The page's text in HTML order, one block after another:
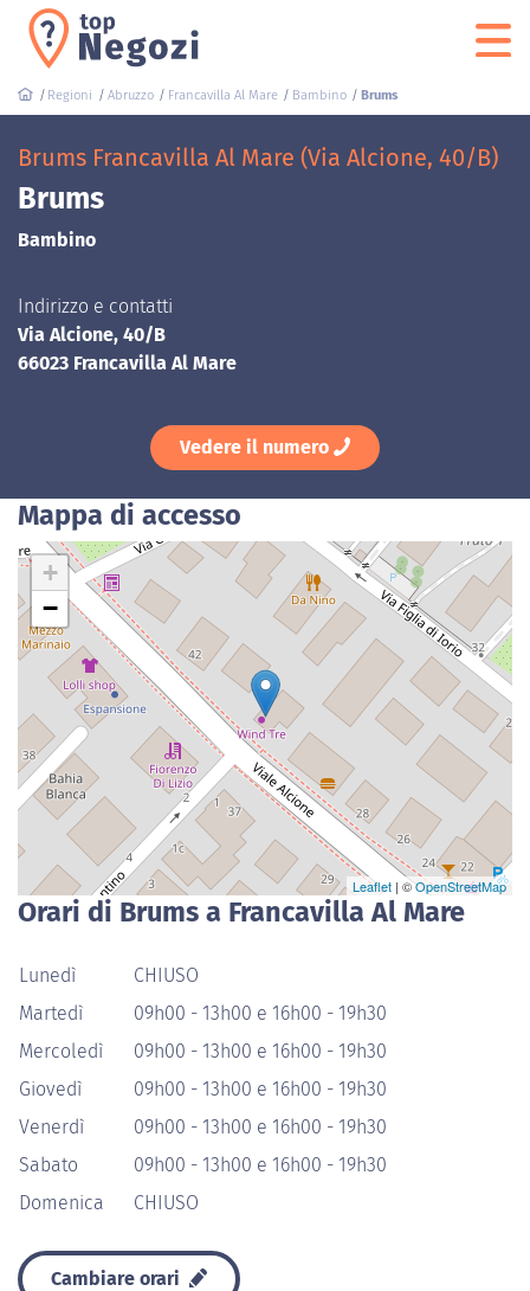
Regioni Abruzzo Francavilla Al Mare Bambino Brums
Brums Francavilla Al Mare (Via Alcione, 40/B)
Brums
Bambino
Indirizzo e contatti
Via Alcione, 40/B
66023 Francavilla Al Mare
Vedere il numero
Mappa di accesso
+
−
Leaflet | ©OpenStreetMap
Orari di Brums a Francavilla Al Mare
Lunedì
CHIUSO
Martedì
09h00 - 13h00 e 16h00 - 19h30
Mercoledì
09h00 - 13h00 e 16h00 - 19h30
Giovedì
09h00 - 13h00 e 16h00 - 19h30
Venerdì
09h00 - 13h00 e 16h00 - 19h30
Sabato
09h00 - 13h00 e 16h00 - 19h30
Domenica
CHIUSO
Cambiare orari